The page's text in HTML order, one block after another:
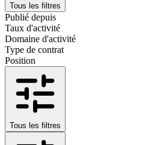
Tous les filtres
Publié depuis
Taux d'activité
Domaine d'activité
Type de contrat
Position
Tous les filtres